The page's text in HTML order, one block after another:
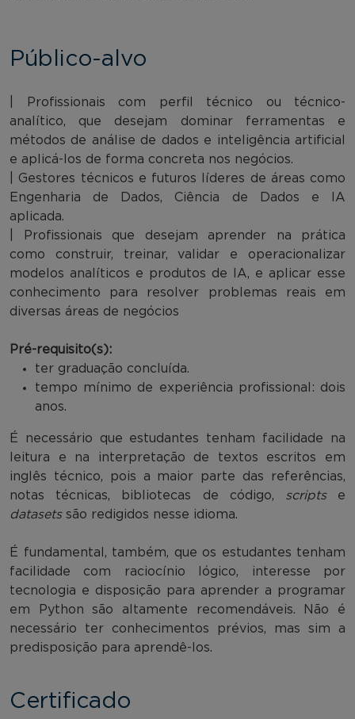
Público-alvo
| Profissionais com perfil técnico ou técnico-
analítico, que desejam dominar ferramentas e
métodos de análise de dados e inteligência artificial
e aplicá-los de forma concreta nos negócios.
| Gestores técnicos e futuros líderes de áreas como
Engenharia de Dados, Ciência de Dados e IA
aplicada.
| Profissionais que desejam aprender na prática
como construir, treinar, validar e operacionalizar
modelos analíticos e produtos de IA, e aplicar esse
conhecimento para resolver problemas reais em
diversas áreas de negócios
Pré-requisito(s):
ter graduação concluída.
tempo mínimo de experiência profissional: dois
anos.
É necessário que estudantes tenham facilidade na
leitura e na interpretação de textos escritos em
inglês técnico, pois a maior parte das referências,
notas técnicas, bibliotecas de código, scriptse
datasetssão redigidos nesse idioma.
É fundamental, também, que os estudantes tenham
facilidade com raciocínio lógico, interesse por
tecnologia e disposição para aprender a programar
em Python são altamente recomendáveis. Não é
necessário ter conhecimentos prévios, mas sim a
predisposição para aprendê-los.
Certificado